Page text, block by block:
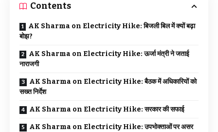
Contents
AK Sharma on Electricity Hike: बिजली बिल में क्यों बढ़ा
बोझ?
AK Sharma on Electricity Hike: ऊर्जा मंत्री ने जताई
नाराजगी
AK Sharma on Electricity Hike: बैठक में अधिकारियों को
सख्त निर्देश
AK Sharma on Electricity Hike: सरकार की सफाई
AK Sharma on Electricity Hike: उपभोक्ताओं पर असर